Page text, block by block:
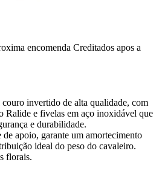
encomenda Creditados apos a
invertido de alta qualidade, com
Ralide e fivelas em aço inoxidável que
e durabilidade.
apoio, garante um amortecimento
ideal do peso do cavaleiro.
florais.